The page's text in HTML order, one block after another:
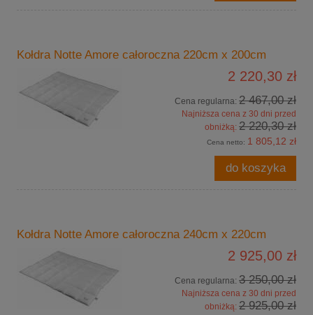
Kołdra Notte Amore całoroczna 220cm x 200cm
2 220,30 zł
Cena regularna: 2 467,00 zł
Najniższa cena z 30 dni przed
obniżką: 2 220,30 zł
Cena netto: 1 805,12 zł
do koszyka
Kołdra Notte Amore całoroczna 240cm x 220cm
2 925,00 zł
Cena regularna: 3 250,00 zł
Najniższa cena z 30 dni przed
obniżką: 2 925,00 zł